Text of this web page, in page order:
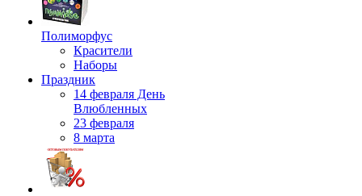
Полиморфус
Красители
Наборы
Праздник
14 февраля День
Влюбленных
23 февраля
8 марта